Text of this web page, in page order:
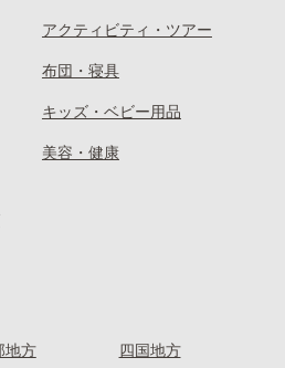
アクティビティ・ツアー
布団・寝具
キッズ・ベビー用品
美容・健康
地方 四国地方